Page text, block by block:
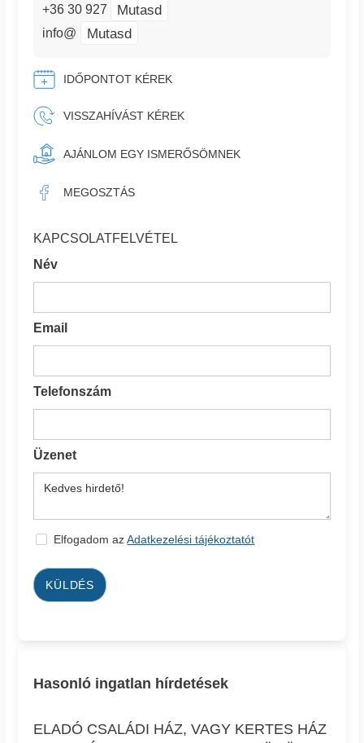
+36 30 927 Mutasd
info@ Mutasd
IDŐPONTOT KÉREK
VISSZAHÍVÁST KÉREK
AJÁNLOM EGY ISMERŐSÖMNEK
MEGOSZTÁS
KAPCSOLATFELVÉTEL
Név
Email
Telefonszám
Üzenet
Elfogadom azAdatkezelési tájékoztatót
KÜLDÉS
Hasonló ingatlan hírdetések
ELADÓ CSALÁDI HÁZ, VAGY KERTES HÁZ